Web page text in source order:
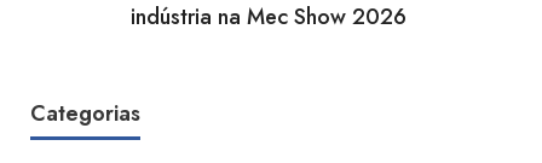
indústria na Mec Show 2026
Categorias